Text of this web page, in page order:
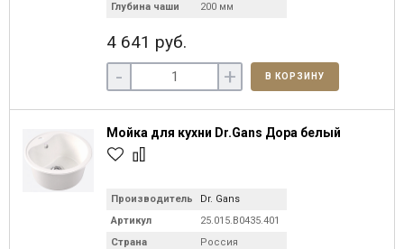
Глубина чаши
200 мм
4 641 руб.
- + В КОРЗИНУ
Мойка для кухни Dr.Gans Дора белый
Производитель
Dr. Gans
Артикул
25.015.B0435.401
Страна
Россия